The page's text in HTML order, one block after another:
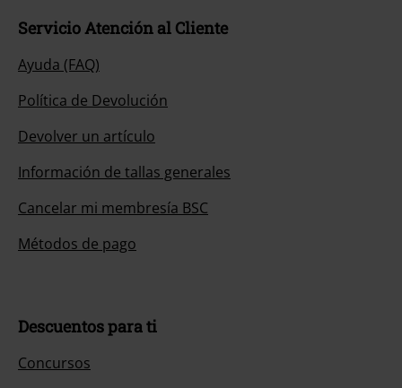
Servicio Atención al Cliente
Ayuda (FAQ)
Política de Devolución
Devolver un artículo
Información de tallas generales
Cancelar mi membresía BSC
Métodos de pago
Descuentos para ti
Concursos